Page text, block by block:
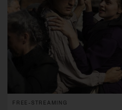
FREE-STREAMING